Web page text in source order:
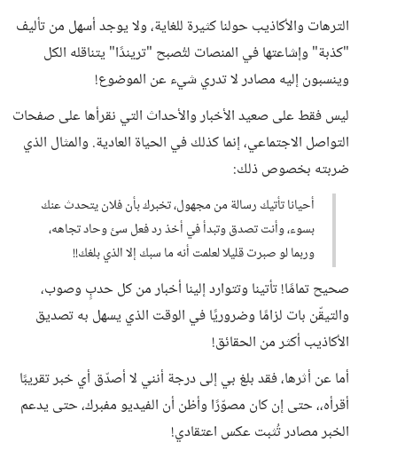
الترهات والأكاذيب حولنا كثيرة للغاية، ولا يوجد أسهل من تأليف
"كذبة" وإشاعتها في المنصات لتُصبح "تريندًا" يتناقله الكل
وينسبون إليه مصادر لا تدري شيء عن الموضوع!
ليس فقط على صعيد الأخبار والأحداث التي نقرأها على صفحات
التواصل الاجتماعي، إنما كذلك في الحياة العادية. والمثال الذي
ضربته بخصوص ذلك:
أحيانا تأتيك رسالة من مجهول، تخبرك بأن فلان يتحدث عنك
بسوء، وأنت تصدق وتبدأ في أخذ رد فعل سئ وحاد تجاهه،
وربما لو صبرت قليلا لعلمت أنه ما سبك إلا الذي بلغك!!
صحيح تمامًا! تأتينا وتتوارد إلينا أخبار من كل حدبٍ وصوب،
والتيقّن بات لزامًا وضروريًا في الوقت الذي يسهل به تصديق
الأكاذيب أكثر من الحقائق!
أما عن أثرها، فقد بلغ بي إلى درجة أنني لا أصدّق أي خبر تقريبًا
أقرأه،، حتى إن كان مصوّرًا وأظن أن الفيديو مفبرك، حتى يدعم
الخبر مصادر تُثبت عكس اعتقادي!